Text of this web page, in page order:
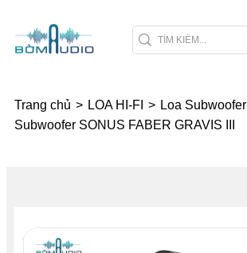
Trang chủ > LOA HI-FI > Loa Subwoofer
Subwoofer SONUS FABER GRAVIS III